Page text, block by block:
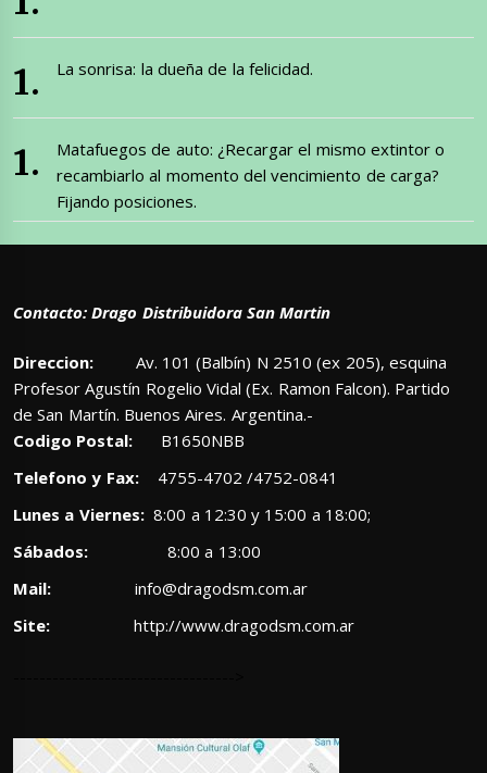
La sonrisa: la dueña de la felicidad.
Matafuegos de auto: ¿Recargar el mismo extintor o
recambiarlo al momento del vencimiento de carga?
Fijando posiciones.
Contacto: Drago Distribuidora San Martin
Direccion: Av. 101 (Balbín) N 2510 (ex 205), esquina
Profesor Agustín Rogelio Vidal (Ex. Ramon Falcon). Partido
de San Martín. Buenos Aires. Argentina.-
Codigo Postal: B1650NBB
Telefono y Fax:4755-4702 /4752-0841
Lunes a Viernes:8:00 a 12:30 y 15:00 a 18:00;
Sábados: 8:00 a 13:00
Mail:
info@dragodsm.com.ar
Site:
http://www.dragodsm.com.ar